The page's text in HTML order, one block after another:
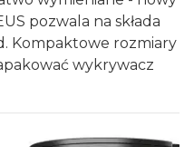
pozwala na składa
Kompaktowe rozmiary
wykrywacz